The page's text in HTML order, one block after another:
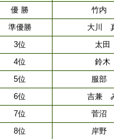
優 勝
竹内
準優勝
大川
3位
太
4位
鈴
5位
服部
6位
吉兼
7位
菅沼
8位
岸野